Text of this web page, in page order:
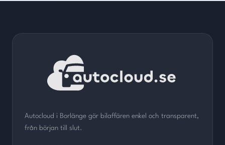
Autocloud i Borlänge gör bilaffären enkel och transparent,
från början till slut.